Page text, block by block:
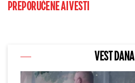
PREPORUČENE AI VESTI
VEST DANA